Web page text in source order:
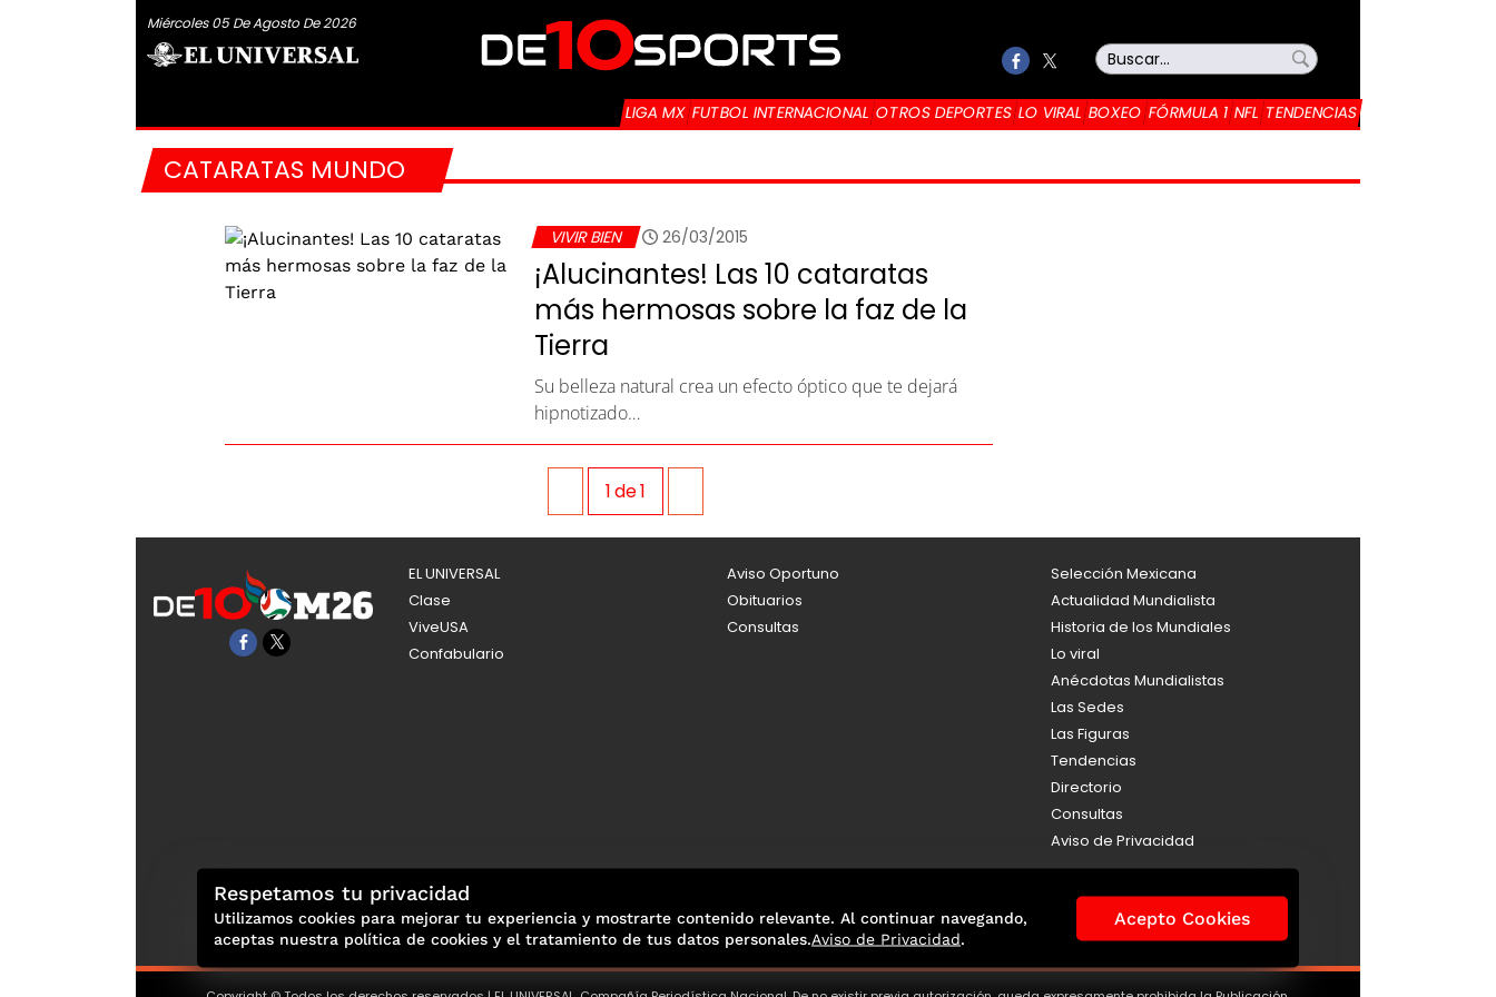
Miércoles 05 De Agosto De 2026
LIGA MX FUTBOL INTERNACIONAL OTROS DEPORTES LO VIRAL BOXEO FÓRMULA 1 NFL TENDENCIAS
CATARATAS MUNDO
VIVIR BIEN 26/03/2015
¡Alucinantes! Las 10 cataratas
más hermosas sobre la faz de la
Tierra
Su belleza natural crea un efecto óptico que te dejará
hipnotizado…
1de1
EL UNIVERSAL
Clase
ViveUSA
Confabulario
Aviso Oportuno
Obituarios
Consultas
Selección Mexicana
Actualidad Mundialista
Historia de los Mundiales
Lo viral
Anécdotas Mundialistas
Las Sedes
Las Figuras
Tendencias
Directorio
Consultas
Aviso de Privacidad
Respetamos tu privacidad
Utilizamos cookies para mejorar tu experiencia y mostrarte contenido relevante. Al continuar navegando,
aceptas nuestra política de cookies y el tratamiento de tus datos personales.Aviso de Privacidad.
Acepto Cookies